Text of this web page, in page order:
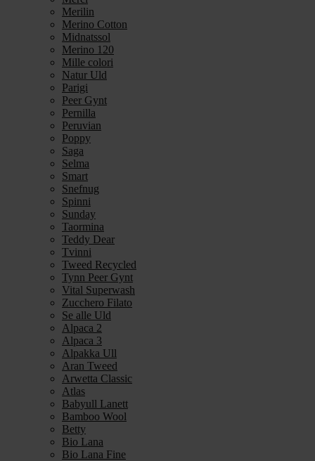
Merilin
Merino Cotton
Midnatssol
Merino 120
Mille colori
Natur Uld
Parigi
Peer Gynt
Pernilla
Peruvian
Poppy
Saga
Selma
Smart
Snefnug
Spinni
Sunday
Taormina
Teddy Dear
Tvinni
Tweed Recycled
Tynn Peer Gynt
Vital Superwash
Zucchero Filato
Se alle Uld
Alpaca 2
Alpaca 3
Alpakka Ull
Aran Tweed
Arwetta Classic
Atlas
Babyull Lanett
Bamboo Wool
Betty
Bio Lana
Bio Lana Fine